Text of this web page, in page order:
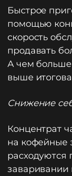
Быстрое
помощью
скорость
продавать
А чем
выше
Снижение
Концентрат
на кофейные
расходуются
заваривании